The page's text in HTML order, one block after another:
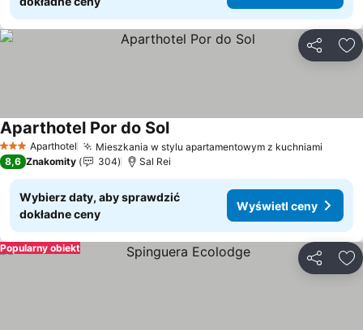
3 KategoriaAparthotel Mieszkania w stylu apartamentowym z kuchniami
Aparthotel Por do SolWyświetl ceny
8,6 Znakomity 304 Sal Rei
Wybierz daty, aby sprawdzić
dokładne ceny
Wyświetl ceny
Popularny obiekt